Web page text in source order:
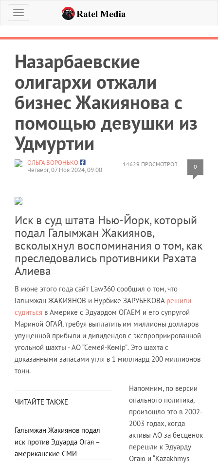
Меню
Назарбаевские
олигархи отжали
бизнес Жакиянова с
помощью девушки из
Удмуртии
14629 ПРОСМОТРОВ 0
ОЛЬГА ВОРОНЬКО
Четверг, 07 Ноя 2024, 09:00
Иск в суд штата Нью-Йорк, который
подал Галымжан Жакиянов,
всколыхнул воспоминания о том, как
преследовались противники Рахата
Алиева
В июне этого года сайт Law360 сообщил о том, что
Галымжан ЖАКИЯНОВ и Нурбике ЗАРУБЕКОВА решили
судиться в Америке с Эдуардом ОГАЕМ и его супругой
Мариной ОГАЙ, требуя выплатить им миллионы долларов
упущенной прибыли и дивидендов с экспроприированной
угольной шахты - АО “Семей-Көмір”. Это шахта с
доказанными запасами угля в 1 миллиард 200 миллионов
тонн.
ЧИТАЙТЕ ТАКЖЕ
Галымжан Жакиянов подал
иск против Эдуарда Огая –
американские СМИ
Напомним, по версии
опального политика,
произошло это в 2002-
2003 годах, когда
активы АО за бесценок
перешли к Эдуарду
Огаю и “Kazakhmys